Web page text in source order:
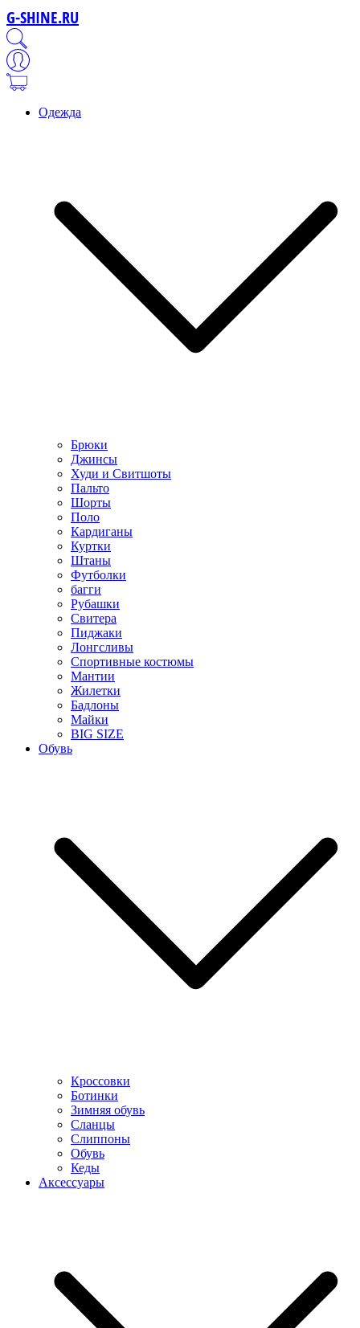
G-SHINE.RU
Одежда
Брюки
Джинсы
Худи и Свитшоты
Пальто
Шорты
Поло
Кардиганы
Куртки
Штаны
Футболки
багги
Рубашки
Свитера
Пиджаки
Лонгсливы
Спортивные костюмы
Мантии
Жилетки
Бадлоны
Майки
BIG SIZE
Обувь
Кроссовки
Ботинки
Зимняя обувь
Сланцы
Слиппоны
Обувь
Кеды
Аксессуары